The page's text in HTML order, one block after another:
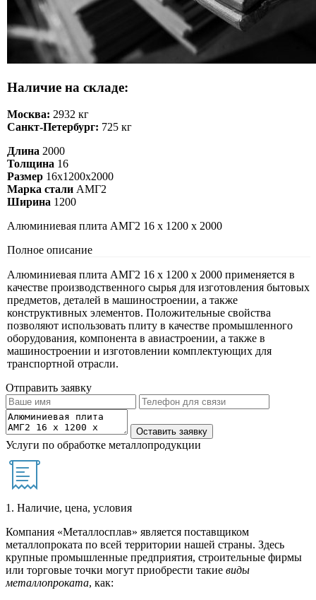
Наличие на складе:
Москва: 2932 кг
Санкт-Петербург: 725 кг
Длина 2000
Толщина 16
Размер 16х1200х2000
Марка стали АМГ2
Ширина 1200
Алюминиевая плита АМГ2 16 х 1200 х 2000
Полное описание
Алюминиевая плита АМГ2 16 х 1200 х 2000 применяется в
качестве производственного сырья для изготовления бытовых
предметов, деталей в машиностроении, а также
конструктивных элементов. Положительные свойства
позволяют использовать плиту в качестве промышленного
оборудования, компонента в авиастроении, а также в
машиностроении и изготовлении комплектующих для
транспортной отрасли.
Отправить заявку
Услуги по обработке металлопродукции
1. Наличие, цена, условия
Компания «Металлосплав» является поставщиком
металлопроката по всей территории нашей страны. Здесь
крупные промышленные предприятия, строительные фирмы
или торговые точки могут приобрести такие виды
металлопроката, как: